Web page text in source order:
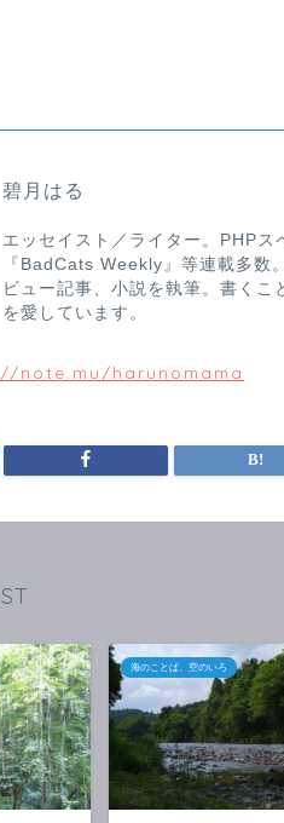
碧月はる
エッセイスト／ライター。PHPス
『BadCats Weekly』等連載多数
ビュー記事、小説を執筆。書く
を愛しています。
note.mu/harunomama
海のことば、空のいろ